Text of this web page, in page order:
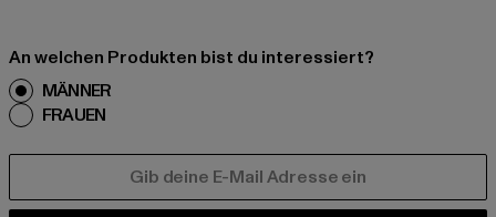
An welchen Produkten bist du interessiert?
MÄNNER
FRAUEN